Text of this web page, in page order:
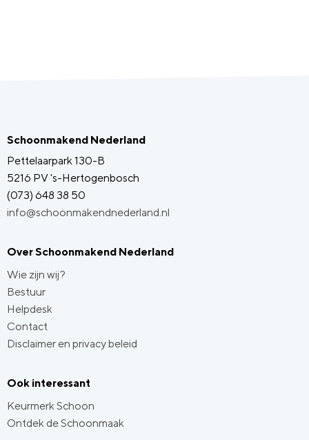
Schoonmakend Nederland
Pettelaarpark 130-B
5216 PV 's-Hertogenbosch
(073) 648 38 50
info@schoonmakendnederland.nl
Over Schoonmakend Nederland
Wie zijn wij?
Bestuur
Helpdesk
Contact
Disclaimer en privacy beleid
Ook interessant
Keurmerk Schoon
Ontdek de Schoonmaak